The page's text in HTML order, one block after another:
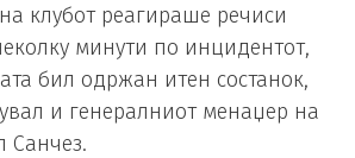
клубот реагираше речиси
минути по инцидентот,
бил одржан итен состанок,
и генералниот менаџер на
Санчез.